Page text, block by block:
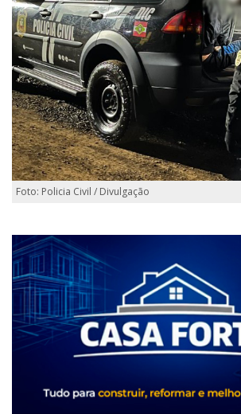
Foto: Policia Civil / Divulgação